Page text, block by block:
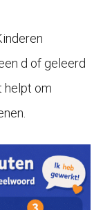
d of geleerd
helpt om